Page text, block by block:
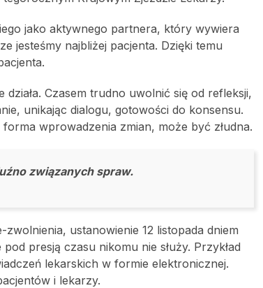
jako aktywnego partnera, który wywiera
jesteśmy najbliżej pacjenta. Dzięki temu
Czasem trudno uwolnić się od refleksji,
unikając dialogu, gotowości do konsensu.
wprowadzenia zmian, może być złudna.
związanych spraw.
ustanowienie 12 listopada dniem
presją czasu nikomu nie służy. Przykład
lekarskich w formie elektronicznej.
i lekarzy.